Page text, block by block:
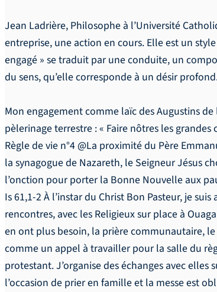
Jean Ladrière, Philosophe à l’Université
entreprise, une action en cours. Elle est un
engagé » se traduit par une conduite, un
du sens, qu’elle corresponde à un désir
Mon engagement comme laïc des Augustins
pèlerinage terrestre : « Faire nôtres les
Règle de vie n°4 @La proximité du Père
la synagogue de Nazareth, le Seigneur Jésus
l’onction pour porter la Bonne Nouvelle aux
Is 61,1-2 À l’instar du Christ Bon Pasteur, je
rencontres, avec les Religieux sur place à
en ont plus besoin, la prière communautaire, le
comme un appel à travailler pour la salle du
protestant. J’organise des échanges avec
l’occasion de prier en famille et la messe est